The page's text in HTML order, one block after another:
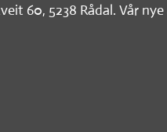
60, 5238 Rådal. Vår nye